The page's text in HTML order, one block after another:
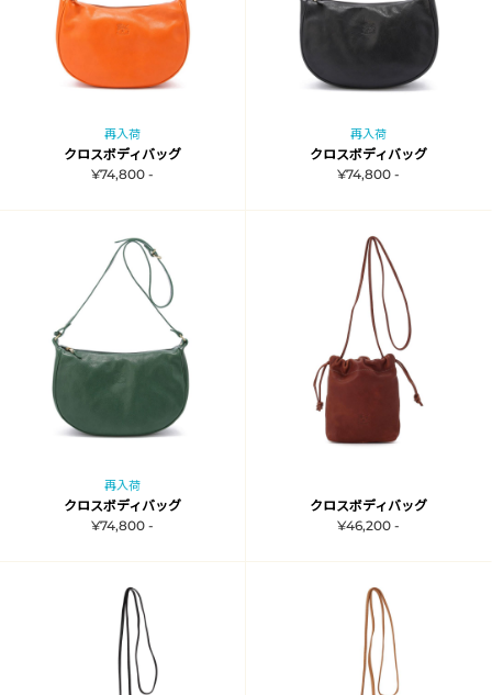
再入荷
クロスボディバッグ
¥74,800 -
再入荷
クロスボディバッグ
¥74,800 -
再入荷
クロスボディバッグ
¥74,800 -
クロスボディバッグ
¥46,200 -